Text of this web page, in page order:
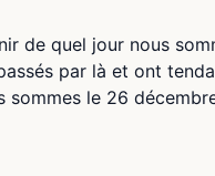
de quel jour nous
par là et ont
le 26